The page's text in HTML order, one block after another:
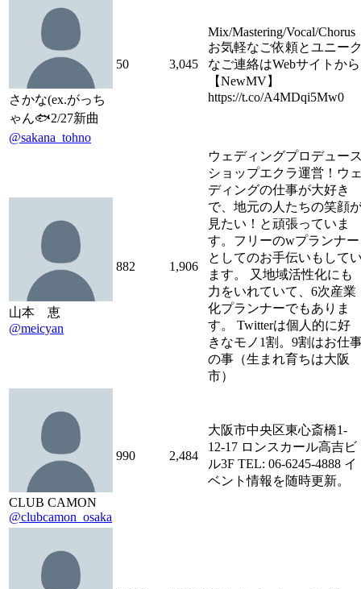
さかな(ex.がっち
ゃん🐟2/27新曲
@sakana_tohno
50 3,045
Mix/Mastering/Vocal/Chorus
お気軽なご依頼とユニー
なご連絡はWebサイトから
【NewMV】
https://t.co/A4MDqi5Mw0
山本 恵
@meicyan
882 1,906
ウェディングプロデュー
ショップエクラ運営！ウ
ディングの仕事が大好き
で、地元の人たちの笑顔
見たい！と頑張っていま
す。フリーのwプランナー
としてのお手伝いもして
ます。 又地域活性化にも
力をいれていて、6次産業
化プランナーでもありま
す。 Twitterは個人的に好
きなモノ1割。9割はお仕
の事（生まれ育ちは大阪
市）
CLUB CAMON
@clubcamon_osaka
990 2,484
大阪市中央区東心斎橋1-
12-17 ロンスカール高吉ビ
ル3F TEL: 06-6245-4888 イ
ベント情報を随時更新。